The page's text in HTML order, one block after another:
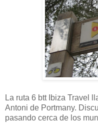
La ruta 6 btt Ibiza Travel
Antoni de Portmany.
pasando cerca de los